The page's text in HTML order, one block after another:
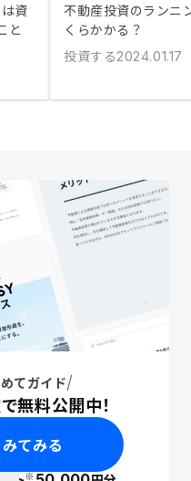
資
と
不動産投資のランニ
くらかかる？
投資する2024.01.17
てガイド
無料公開中！
てみる
※